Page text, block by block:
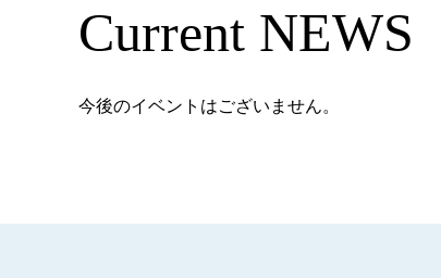
Current NEWS
今後のイベントはございません。